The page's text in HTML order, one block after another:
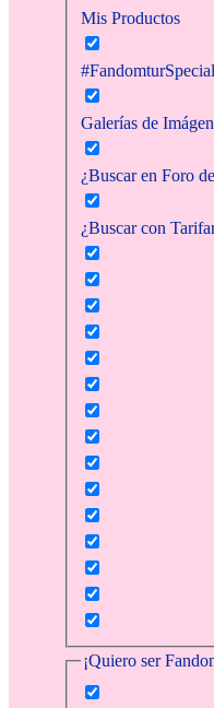
Mis Productos
Galerías de
¿Buscar en Foro
¿Buscar con
¡Quiero ser